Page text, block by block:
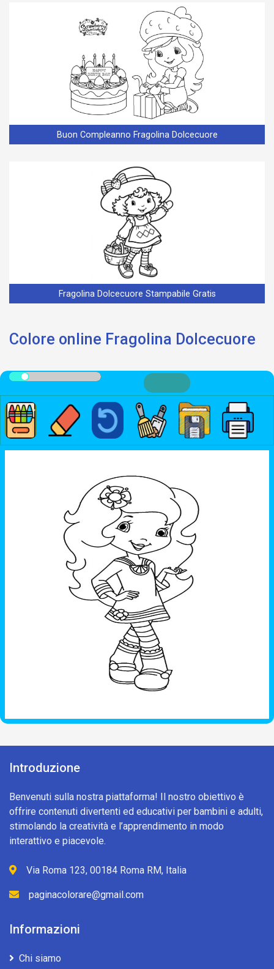
Buon Compleanno Fragolina Dolcecuore
Fragolina Dolcecuore Stampabile Gratis
Colore online Fragolina Dolcecuore
Introduzione
Benvenuti sulla nostra piattaforma! Il nostro obiettivo è
offrire contenuti divertenti ed educativi per bambini e adulti,
stimolando la creatività e l’apprendimento in modo
interattivo e piacevole.
Via Roma 123, 00184 Roma RM, Italia
paginacolorare@gmail.com
Informazioni
Chi siamo